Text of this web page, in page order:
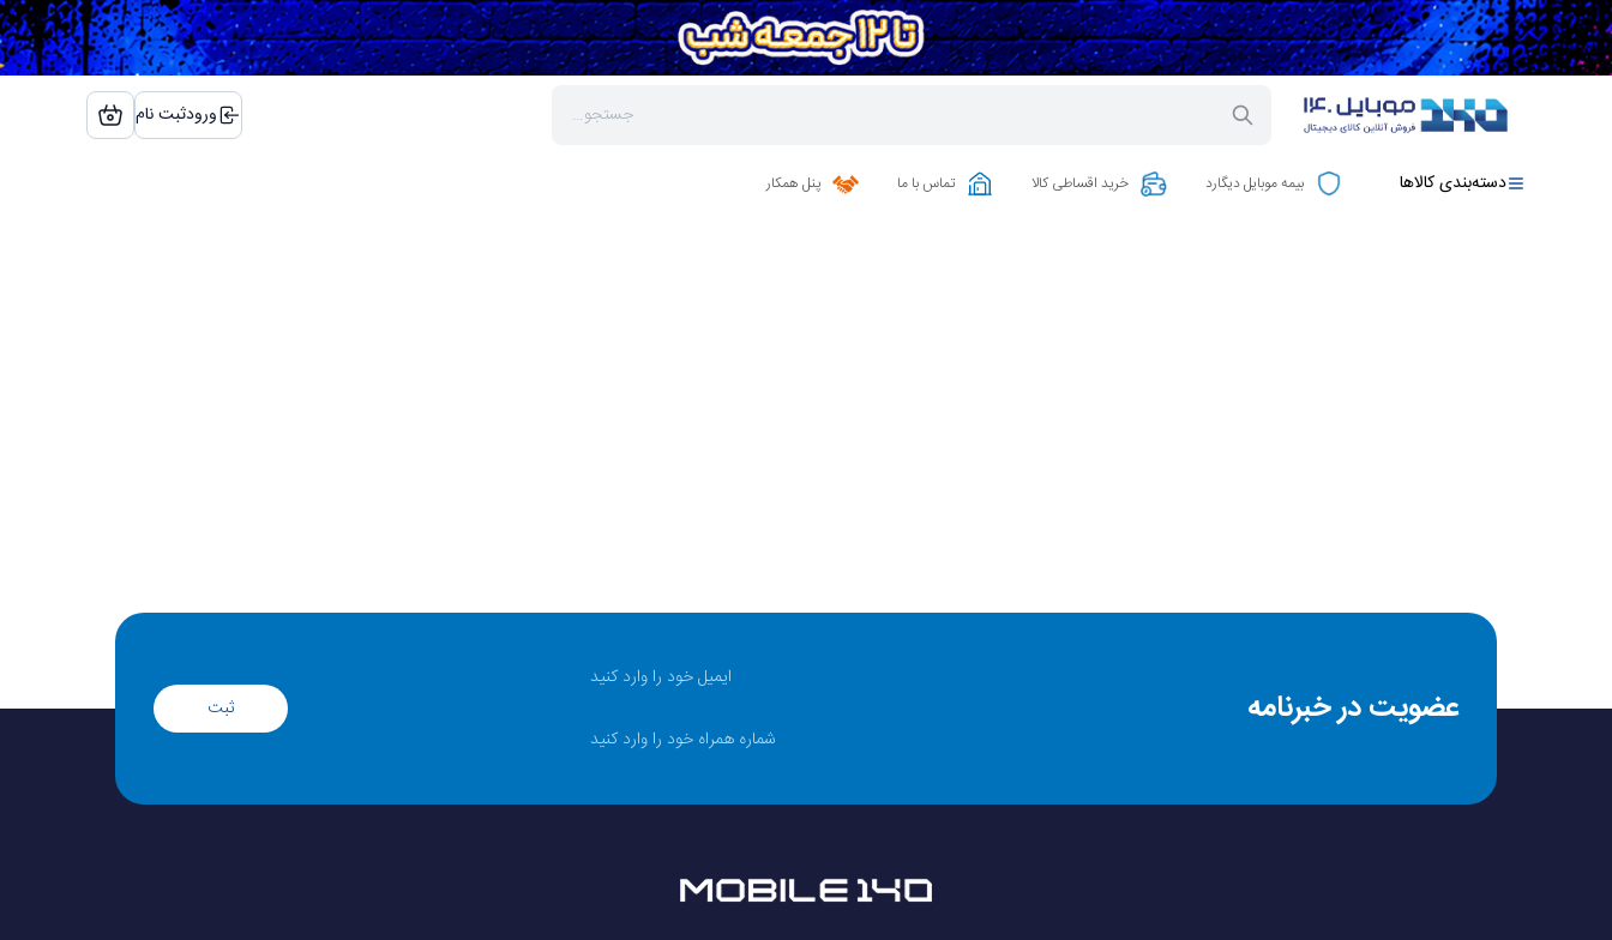
ورودثبت نام
دسته‌بندی کالاها بیمه موبایل دیگارد خرید اقساطی کالا تماس با ما پنل همکار
عضویت در خبرنامه ثبت